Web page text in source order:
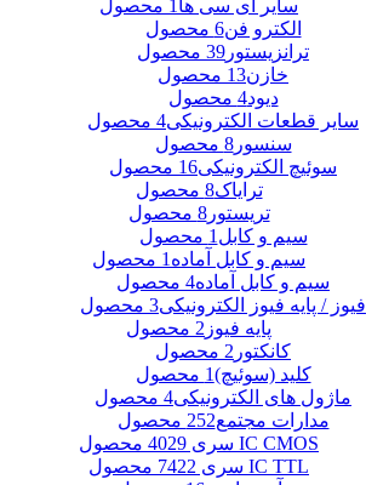
سایر ای سی ها 1 محصول
الکترو فن6 محصول
ترانزیستور 39 محصول
خازن13 محصول
دیود4 محصول
سایر قطعات الکترونیکی4 محصول
سنسور8 محصول
سوئیچ الکترونیکی16 محصول
ترایاک8 محصول
تریستور8 محصول
سیم و کابل 1 محصول
سیم و کابل آماده 1 محصول
سیم و کابل آماده4 محصول
فیوز / پایه فیوز الکترونیکی3 محصول
پایه فیوز 2 محصول
کانکتور 2 محصول
کلید (سوئیچ)1 محصول
ماژول های الکترونیکی4 محصول
مدارات مجتمع252 محصول
IC CMOS سری 40
29 محصول
IC TTL سری 74
22 محصول